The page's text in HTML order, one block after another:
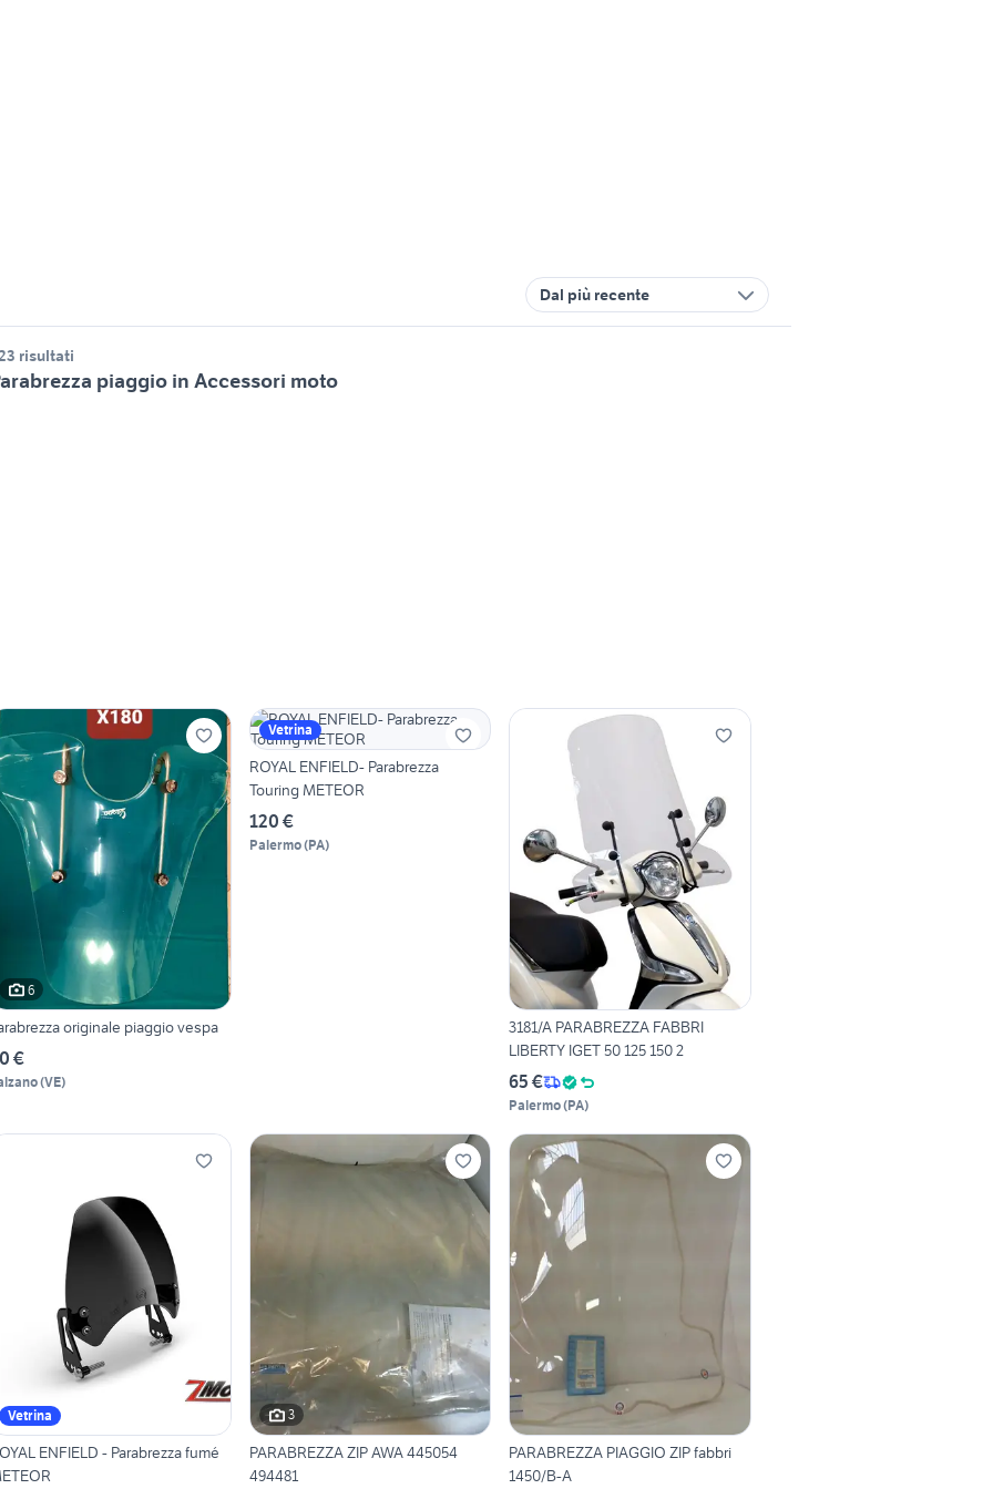
Dal più recente
risultati
piaggio in Accessori moto
6
originale piaggio vespa
€
(VE)
Vetrina
ROYAL ENFIELD- Parabrezza
Touring METEOR
120 €
Palermo(PA)
3181/A PARABREZZA FABBRI
LIBERTY IGET 50 125 150 2
65 €
Palermo(PA)
Vetrina
ENFIELD - Parabrezza fumé
3
PARABREZZA ZIP AWA 445054
494481
PARABREZZA PIAGGIO ZIP fabbri
1450/B-A